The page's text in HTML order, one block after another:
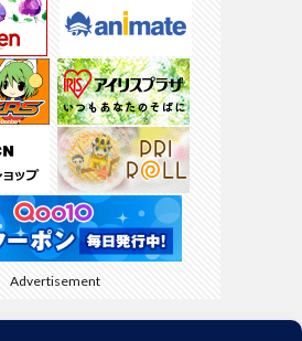
Advertisement